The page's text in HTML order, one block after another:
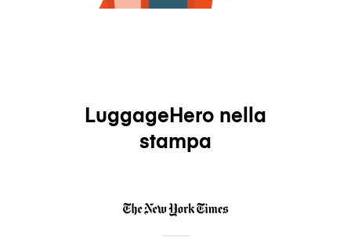
LuggageHero nella
stampa